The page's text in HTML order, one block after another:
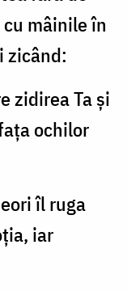
mâinile în
zicând:
zidirea Ta şi
ochilor
îl ruga
iar